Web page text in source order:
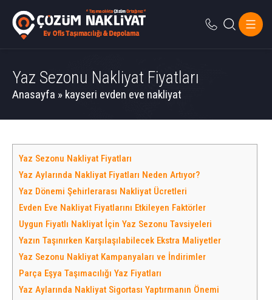
Yaz Sezonu Nakliyat Fiyatları
Anasayfa » kayseri evden eve nakliyat
Yaz Sezonu Nakliyat Fiyatları
Yaz Aylarında Nakliyat Fiyatları Neden Artıyor?
Yaz Dönemi Şehirlerarası Nakliyat Ücretleri
Evden Eve Nakliyat Fiyatlarını Etkileyen Faktörler
Uygun Fiyatlı Nakliyat İçin Yaz Sezonu Tavsiyeleri
Yazın Taşınırken Karşılaşılabilecek Ekstra Maliyetler
Yaz Sezonu Nakliyat Kampanyaları ve İndirimler
Parça Eşya Taşımacılığı Yaz Fiyatları
Yaz Aylarında Nakliyat Sigortası Yaptırmanın Önemi